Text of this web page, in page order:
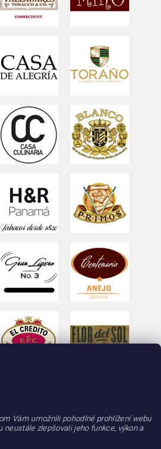
Vám umožnili pohodlné prohlížení webu
neustále zlepšovali jeho funkce, výkon a